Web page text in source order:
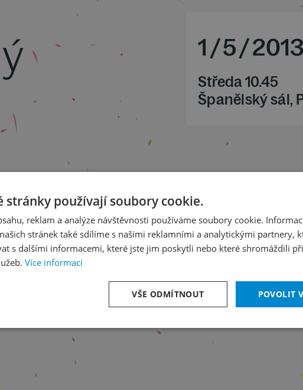
op. 68 "Pastorální"
1/5/2013
Středa 10.45
Španělský sál,
stránky používají soubory cookie.
reklam a analýze návštěvnosti používáme soubory cookie.
stránek také sdílíme s našimi reklamními a analytickými partnery,
s dalšími informacemi, které jste jim poskytli nebo které shromáždili
Více informací
POVOLIT
VŠE ODMÍTNOUT